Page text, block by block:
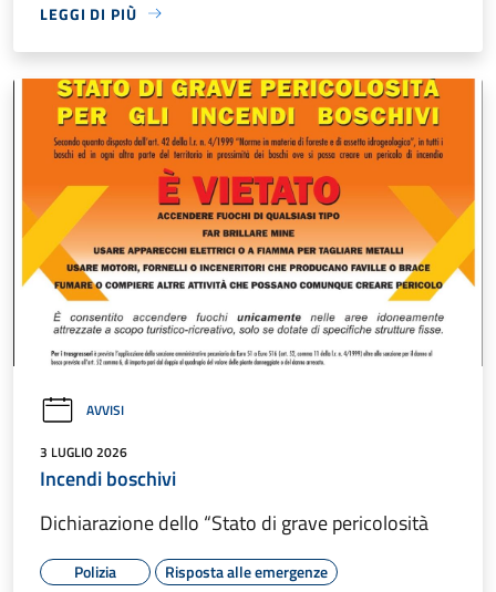
LEGGI DI PIÙ
AVVISI
3 LUGLIO 2026
Incendi boschivi
Dichiarazione dello “Stato di grave pericolosità
Polizia Risposta alle emergenze